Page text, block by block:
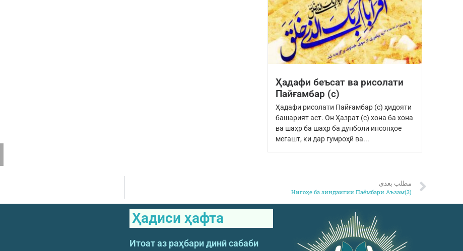
Ҳадафи беъсат ва рисолати
Пайғамбар (с)
Ҳадафи рисолати Пайғамбар (с) ҳидояти
башарият аст. Он Ҳазрат (с) хона ба хона
ва шаҳр ба шаҳр ба дунболи инсонҳое
мегашт, ки дар гумроҳӣ ва...
مطلب بعدی
Нигоҳе ба зиндаигии Паёмбари Аъзам(3)
Ҳадиси ҳафта
Итоат аз раҳбари динӣ сабаби